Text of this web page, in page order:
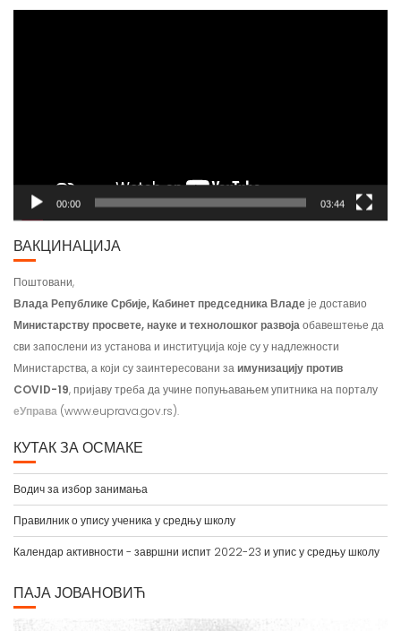
00:00 03:44
ВАКЦИНАЦИЈА
Поштовани,
Влада Републике Србије, Кабинет председника Владеје доставио
Министарству просвете, науке и технолошког развојаобавештење да
сви запослени из установа и институција које су у надлежности
Министарства, а који су заинтересовани заимунизацију против
COVID-19, пријаву треба да учине попуњавањем упитника на порталу
еУправа (www.euprava.gov.rs).
КУТАК ЗА ОСМАКЕ
Водич за избор занимања
Правилник о упису ученика у средњу школу
Календар активности - завршни испит 2022-23 и упис у средњу школу
ПАЈА ЈОВАНОВИЋ